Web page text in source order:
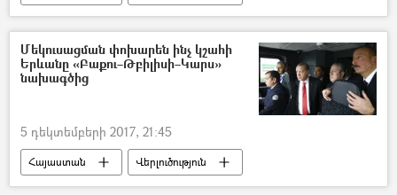
Մեկուսացման փոխարեն ինչ կշահի
Երևանը «Բաքու–Թբիլիսի–Կարս»
նախագծից
5 դեկտեմբերի 2017, 21:45
Հայաստան Վերլուծություն